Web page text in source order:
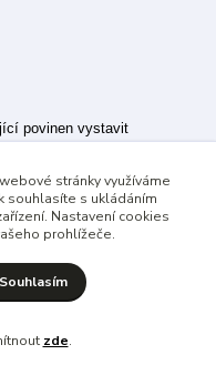
povinen vystavit
u správce daně online; v
do 48 hodin.
stránky využíváme
souhlasíte s ukládáním
Nastavení cookies
prohlížeče.
Souhlasím
zde.